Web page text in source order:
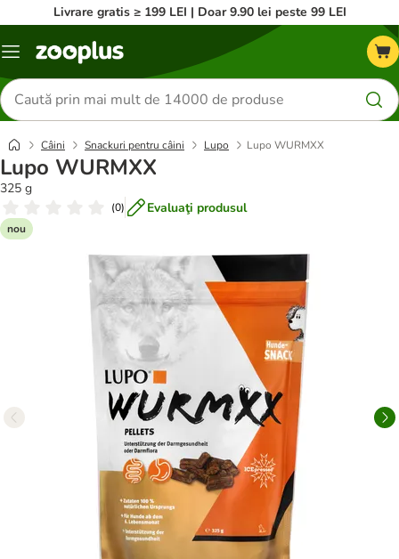
Livrare gratis ≥ 199 LEI | Doar 9.90 lei peste 99 LEI
Categorii
Căutare
produse
Câini Snackuri pentru câini Lupo Lupo WURMXX
Lupo WURMXX
325 g
(0) Evaluaţi produsul
nou